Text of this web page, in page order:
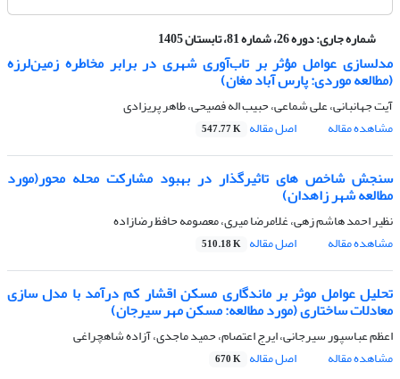
شماره جاری:دوره 26، شماره 81، تابستان 1405
مدلسازی عوامل مؤثر بر تاب‌آوری شهری در برابر مخاطره زمین‌لرزه
(مطالعه موردی: پارس آباد مغان)
آیت جهانبانی، علی شماعی، حبیب اله فصیحی، طاهر پریزادی
مشاهده مقاله
اصل مقاله 547.77 K
سنجش شاخص های تاثیرگذار در بهبود مشارکت محله محور(مورد
مطالعه شهر زاهدان)
نظیر احمد هاشم زهی، غلامرضا میری، معصومه حافظ رضازاده
مشاهده مقاله
اصل مقاله 510.18 K
تحلیل عوامل موثر بر ماندگاری مسکن اقشار کم درآمد با مدل سازی
معادلات ساختاری (مورد مطالعه: مسکن مهر سیرجان)
اعظم عباسپور سیرجانی، ایرج اعتصام، حمید ماجدی، آزاده شاهچراغی
مشاهده مقاله
اصل مقاله 670 K